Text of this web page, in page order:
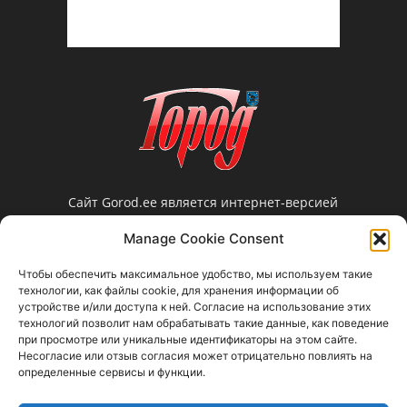
Manage Cookie Consent
Чтобы обеспечить максимальное удобство, мы используем такие
технологии, как файлы cookie, для хранения информации об
устройстве и/или доступа к ней. Согласие на использование этих
технологий позволит нам обрабатывать такие данные, как поведение
при просмотре или уникальные идентификаторы на этом сайте.
Несогласие или отзыв согласия может отрицательно повлиять на
определенные сервисы и функции.
Сайт Gorod.ee является интернет-версией
нарвской еженедельной газеты «Город».
Редакция не несет ответственности за
рекламных объявлениях и не предоставляет
справочной информации.
Свяжитесь с нами:gorod@gorod.ee